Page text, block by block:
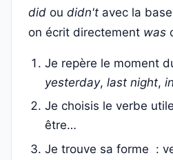
did ou didn't avec la
on écrit directement was
Je repère le moment
yesterday, last night,
Je choisis le verbe
être…
Je trouve sa forme :